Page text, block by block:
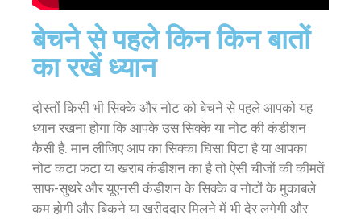
बेचने से पहले किन किन बातों
का रखें ध्यान
दोस्तों किसी भी सिक्के और नोट को बेचने से पहले आपको यह
ध्यान रखना होगा कि आपके उस सिक्के या नोट की कंडीशन
कैसी है. मान लीजिए आप का सिक्का घिसा पिटा है या आपका
नोट कटा फटा या खराब कंडीशन का है तो ऐसी चीजों की कीमतें
साफ-सुथरे और यूएनसी कंडीशन के सिक्के व नोटों के मुकाबले
कम होगी और बिकने या खरीददार मिलने में भी देर लगेगी और